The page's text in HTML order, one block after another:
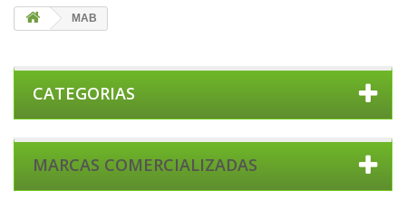
MAB
CATEGORIAS
MARCAS COMERCIALIZADAS